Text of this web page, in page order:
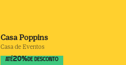
Casa Poppins
Casa de Eventos
ATÉ20% DE DESCONTO